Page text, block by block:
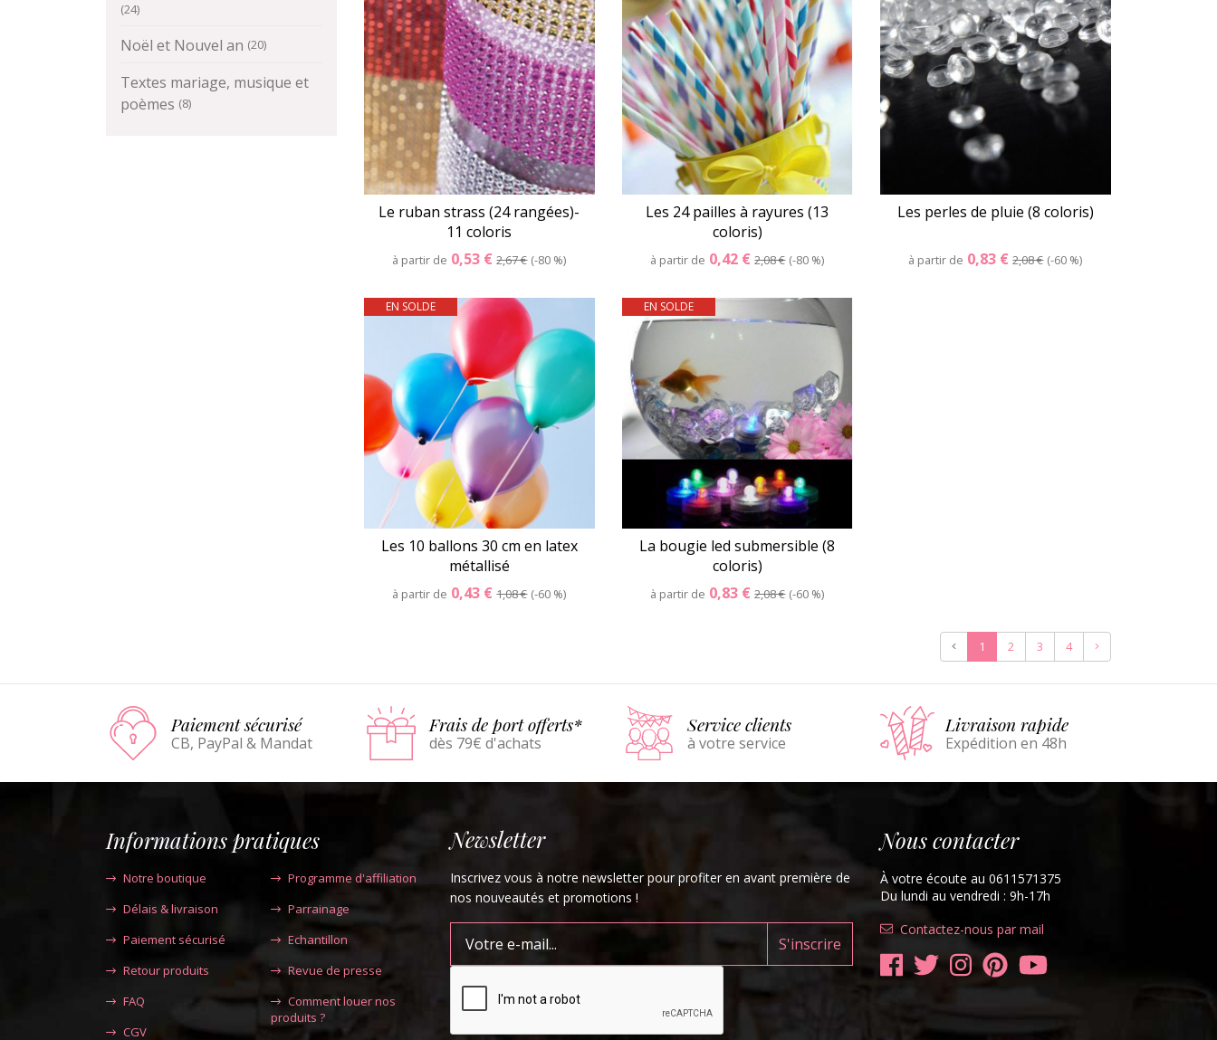
(24)
Noël et Nouvel an (20)
Textes mariage, musique et
poèmes (8)
Le ruban strass (24 rangées)-
11 coloris
à partir de 0,53 €2,67 € -80 %
Détails Panier
Les 24 pailles à rayures (13
coloris)
à partir de 0,42 €2,08 € -80 %
Détails Panier
Les perles de pluie (8 coloris)
à partir de 0,83 €2,08 € -60 %
EN SOLDE
Les 10 ballons 30 cm en latex
métallisé
à partir de 0,43 €1,08 € -60 %
EN SOLDE
La bougie led submersible (8
coloris)
à partir de 0,83 €2,08 € -60 %
Précédent
1 2 3 4 Suivant
Paiement sécurisé
CB, PayPal & Mandat
Frais de port offerts*
dès 79€ d'achats
Service clients
à votre service
Livraison rapide
Expédition en 48h
Informations pratiques
Notre boutique
Délais & livraison
Paiement sécurisé
Retour produits
FAQ
CGV
Programme d'affiliation
Parrainage
Echantillon
Revue de presse
Comment louer nos
produits ?
Newsletter
Inscrivez vous à notre newsletter pour profiter en avant première de
nos nouveautés et promotions !
Nous contacter
À votre écoute au 0611571375
Du lundi au vendredi : 9h-17h
Contactez-nous par mail